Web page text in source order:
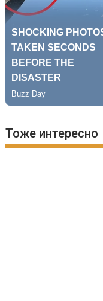
Тоже интересно